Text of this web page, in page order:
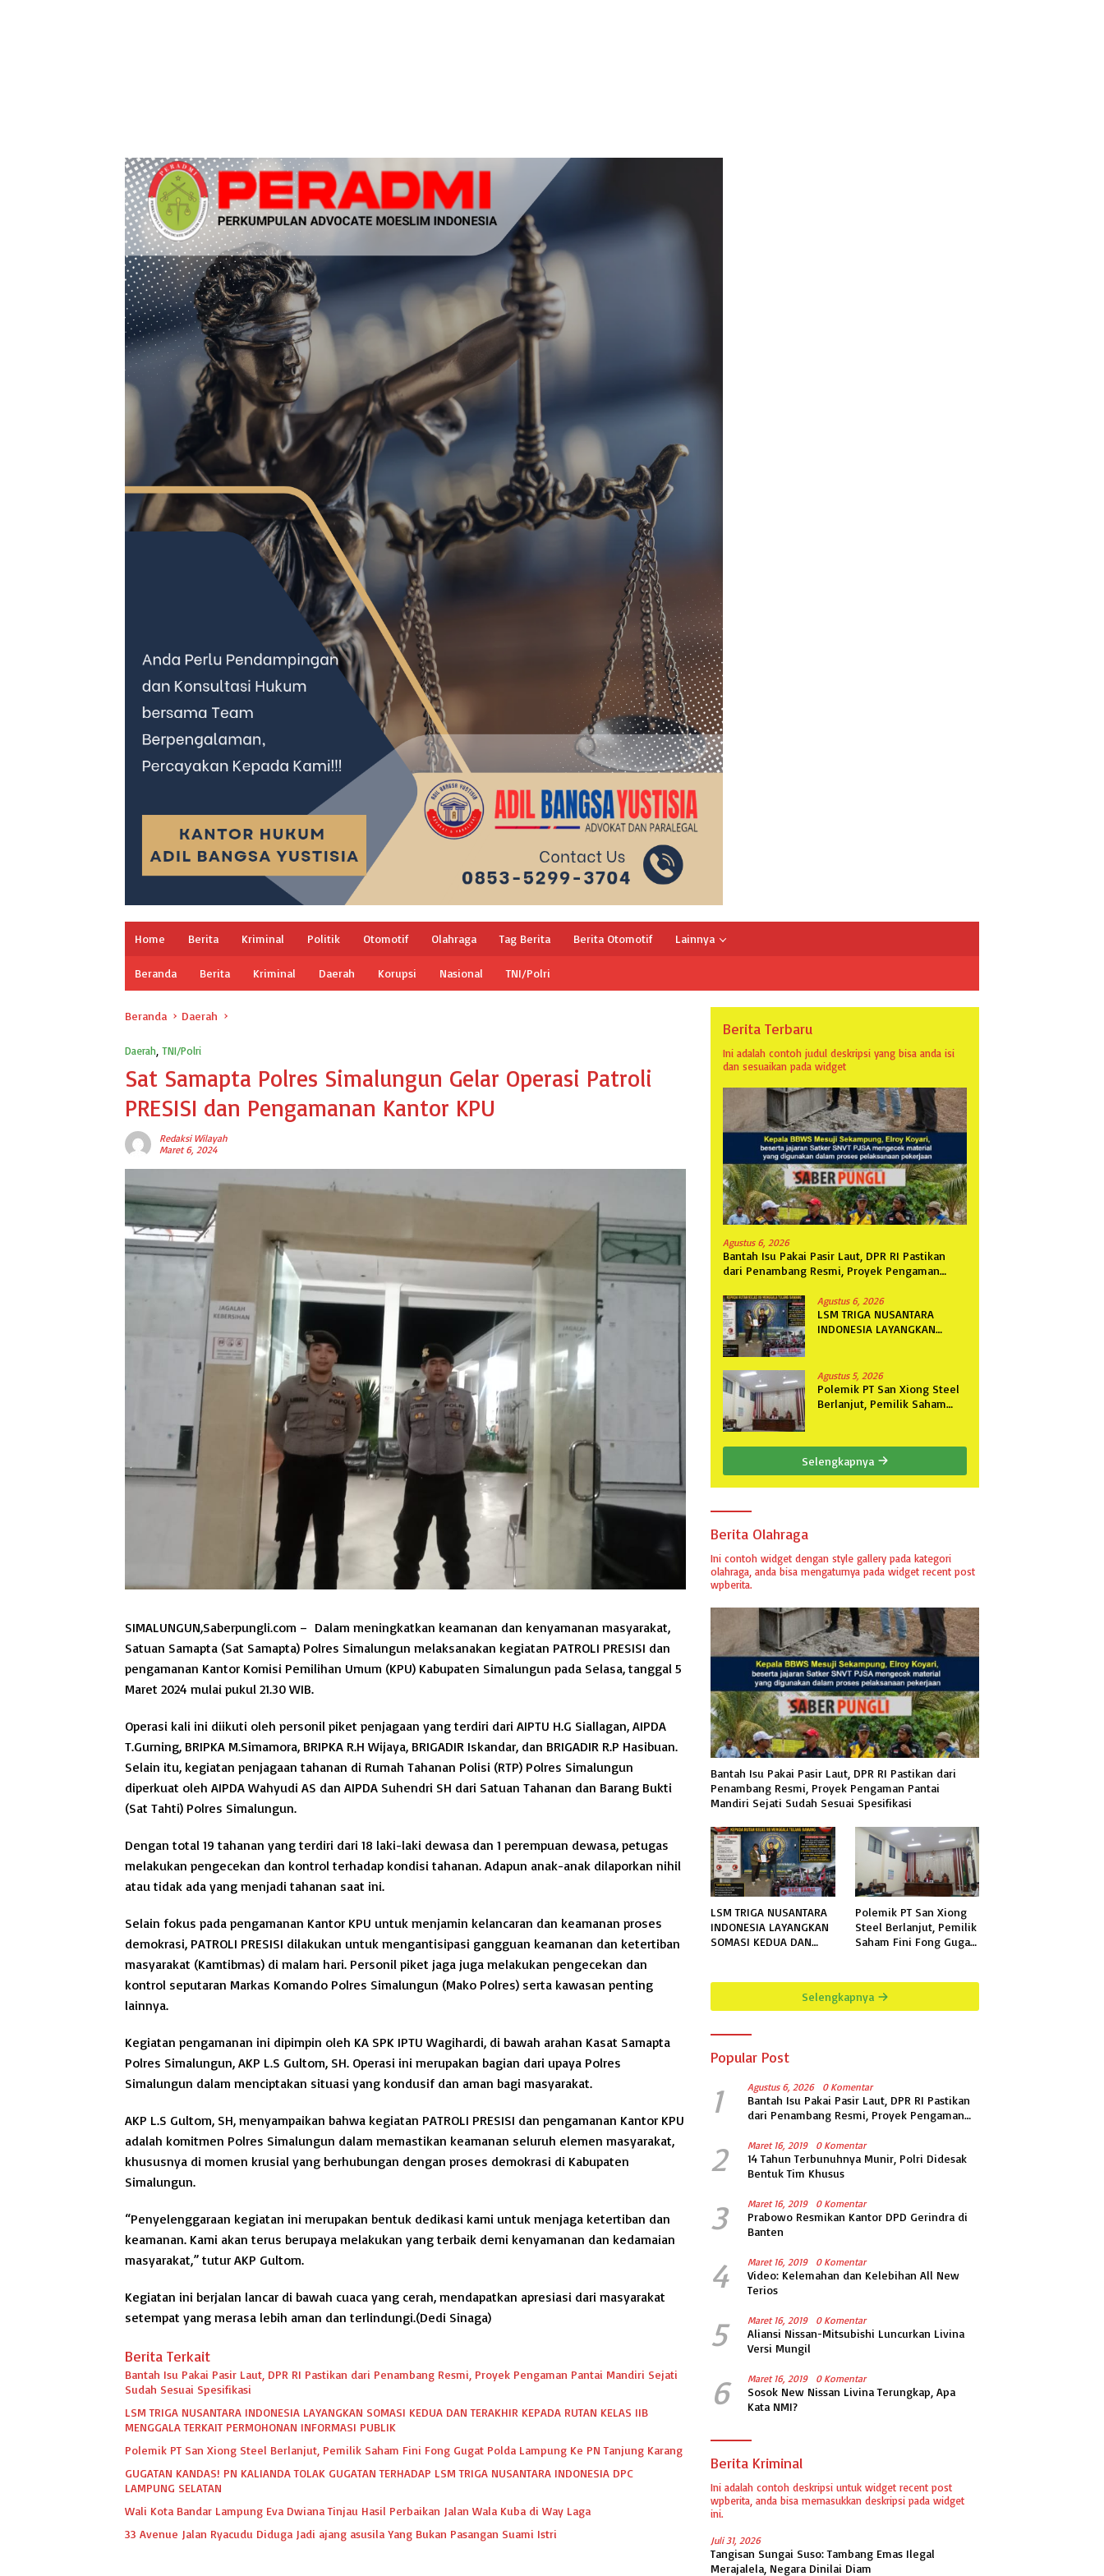
Home Berita Kriminal Politik Otomotif Olahraga Tag Berita Berita Otomotif Lainnya
Beranda Berita Kriminal Daerah Korupsi Nasional TNI/Polri
Beranda Daerah
Daerah TNI/Polri
Sat Samapta Polres Simalungun Gelar Operasi Patroli
PRESISI dan Pengamanan Kantor KPU
Redaksi Wilayah
Maret 6, 2024
SIMALUNGUN,Saberpungli.com – Dalam meningkatkan keamanan dan kenyamanan masyarakat,
Satuan Samapta (Sat Samapta) Polres Simalungun melaksanakan kegiatan PATROLI PRESISI dan
pengamanan Kantor Komisi Pemilihan Umum (KPU) Kabupaten Simalungun pada Selasa, tanggal 5
Maret 2024 mulai pukul 21.30 WIB.
Operasi kali ini diikuti oleh personil piket penjagaan yang terdiri dari AIPTU H.G Siallagan, AIPDA
T.Gurning, BRIPKA M.Simamora, BRIPKA R.H Wijaya, BRIGADIR Iskandar, dan BRIGADIR R.P Hasibuan.
Selain itu, kegiatan penjagaan tahanan di Rumah Tahanan Polisi (RTP) Polres Simalungun
diperkuat oleh AIPDA Wahyudi AS dan AIPDA Suhendri SH dari Satuan Tahanan dan Barang Bukti
(Sat Tahti) Polres Simalungun.
Dengan total 19 tahanan yang terdiri dari 18 laki-laki dewasa dan 1 perempuan dewasa, petugas
melakukan pengecekan dan kontrol terhadap kondisi tahanan. Adapun anak-anak dilaporkan nihil
atau tidak ada yang menjadi tahanan saat ini.
Selain fokus pada pengamanan Kantor KPU untuk menjamin kelancaran dan keamanan proses
demokrasi, PATROLI PRESISI dilakukan untuk mengantisipasi gangguan keamanan dan ketertiban
masyarakat (Kamtibmas) di malam hari. Personil piket jaga juga melakukan pengecekan dan
kontrol seputaran Markas Komando Polres Simalungun (Mako Polres) serta kawasan penting
lainnya.
Kegiatan pengamanan ini dipimpin oleh KA SPK IPTU Wagihardi, di bawah arahan Kasat Samapta
Polres Simalungun, AKP L.S Gultom, SH. Operasi ini merupakan bagian dari upaya Polres
Simalungun dalam menciptakan situasi yang kondusif dan aman bagi masyarakat.
AKP L.S Gultom, SH, menyampaikan bahwa kegiatan PATROLI PRESISI dan pengamanan Kantor KPU
adalah komitmen Polres Simalungun dalam memastikan keamanan seluruh elemen masyarakat,
khususnya di momen krusial yang berhubungan dengan proses demokrasi di Kabupaten
Simalungun.
“Penyelenggaraan kegiatan ini merupakan bentuk dedikasi kami untuk menjaga ketertiban dan
keamanan. Kami akan terus berupaya melakukan yang terbaik demi kenyamanan dan kedamaian
masyarakat,” tutur AKP Gultom.
Kegiatan ini berjalan lancar di bawah cuaca yang cerah, mendapatkan apresiasi dari masyarakat
setempat yang merasa lebih aman dan terlindungi.(Dedi Sinaga)
Berita Terkait
Bantah Isu Pakai Pasir Laut, DPR RI Pastikan dari Penambang Resmi, Proyek Pengaman Pantai Mandiri Sejati
Sudah Sesuai Spesifikasi
LSM TRIGA NUSANTARA INDONESIA LAYANGKAN SOMASI KEDUA DAN TERAKHIR KEPADA RUTAN KELAS IIB
MENGGALA TERKAIT PERMOHONAN INFORMASI PUBLIK
Polemik PT San Xiong Steel Berlanjut, Pemilik Saham Fini Fong Gugat Polda Lampung Ke PN Tanjung Karang
GUGATAN KANDAS! PN KALIANDA TOLAK GUGATAN TERHADAP LSM TRIGA NUSANTARA INDONESIA DPC
LAMPUNG SELATAN
Wali Kota Bandar Lampung Eva Dwiana Tinjau Hasil Perbaikan Jalan Wala Kuba di Way Laga
33 Avenue Jalan Ryacudu Diduga Jadi ajang asusila Yang Bukan Pasangan Suami Istri
Berita Terbaru
Ini adalah contoh judul deskripsi yang bisa anda isi
dan sesuaikan pada widget
Agustus 6, 2026
Bantah Isu Pakai Pasir Laut, DPR RI Pastikan
dari Penambang Resmi, Proyek Pengaman
Agustus 6, 2026
LSM TRIGA NUSANTARA
INDONESIA LAYANGKAN
KELAS IIB MENGGALA TERKAIT
PERMOHONAN INFORMASI
PUBLIK
Agustus 5, 2026
Polemik PT San Xiong Steel
Berlanjut, Pemilik Saham
Karang
Selengkapnya
Berita Olahraga
Ini contoh widget dengan style gallery pada kategori
olahraga, anda bisa mengaturnya pada widget recent post
wpberita.
Bantah Isu Pakai Pasir Laut, DPR RI Pastikan dari
Penambang Resmi, Proyek Pengaman Pantai
Mandiri Sejati Sudah Sesuai Spesifikasi
LSM TRIGA NUSANTARA
INDONESIA LAYANGKAN
SOMASI KEDUA DAN
MENGGALA TERKAIT
Polemik PT San Xiong
Steel Berlanjut, Pemilik
Saham Fini Fong Gugat
Selengkapnya
Popular Post
1 Agustus 6, 2026 0 Komentar
Bantah Isu Pakai Pasir Laut, DPR RI Pastikan
dari Penambang Resmi, Proyek Pengaman
Spesifikasi
2 Maret 16, 2019 0 Komentar
14 Tahun Terbunuhnya Munir, Polri Didesak
Bentuk Tim Khusus
3 Maret 16, 2019 0 Komentar
Prabowo Resmikan Kantor DPD Gerindra di
Banten
4 Maret 16, 2019 0 Komentar
Video: Kelemahan dan Kelebihan All New
Terios
5 Maret 16, 2019 0 Komentar
Aliansi Nissan-Mitsubishi Luncurkan Livina
Versi Mungil
6 Maret 16, 2019 0 Komentar
Sosok New Nissan Livina Terungkap, Apa
Kata NMI?
Berita Kriminal
Ini adalah contoh deskripsi untuk widget recent post
wpberita, anda bisa memasukkan deskripsi pada widget
ini.
Juli 31, 2026
Tangisan Sungai Suso: Tambang Emas Ilegal
Merajalela, Negara Dinilai Diam